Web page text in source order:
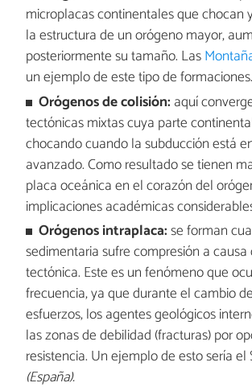
microplacas continentales que chocan
la estructura de un orógeno mayor,
posteriormente su tamaño. Las
un ejemplo de este tipo de formaciones.
Orógenos de colisión: aquí
tectónicas mixtas cuya parte
chocando cuando la subducción está
avanzado. Como resultado se tienen
placa oceánica en el corazón del
implicaciones académicas
Orógenos intraplaca:se forman
sedimentaria sufre compresión a
tectónica. Este es un fenómeno que
frecuencia, ya que durante el cambio
esfuerzos, los agentes geológicos
las zonas de debilidad (fracturas) por
resistencia. Un ejemplo de esto sería el
(España).